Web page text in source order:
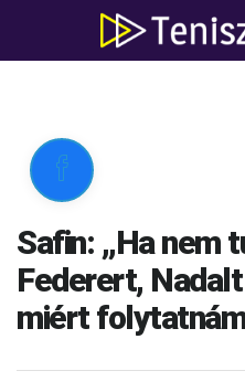

Safin: ,,Ha nem
Federert,
miért